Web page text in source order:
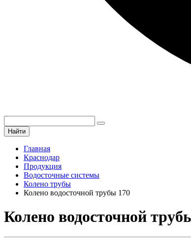
Найти
Главная
Краснодар
Продукция
Водосточные системы
Колено трубы
Колено водосточной трубы 170
Колено водосточной